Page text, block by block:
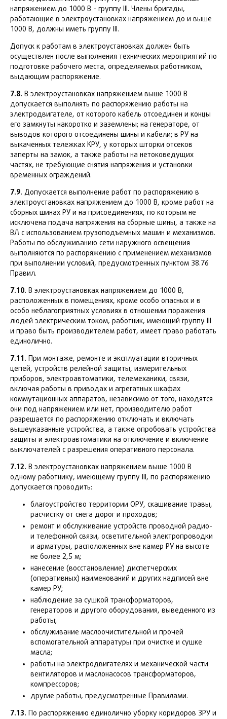
напряжением до 1000 В - группу III. Члены бригады,
работающие в электроустановках напряжением до и выше
1000 В, должны иметь группу III.
Допуск к работам в электроустановках должен быть
осуществлен после выполнения технических мероприятий по
подготовке рабочего места, определяемых работником,
выдающим распоряжение.
7.8. В электроустановках напряжением выше 1000 В
допускается выполнять по распоряжению работы на
электродвигателе, от которого кабель отсоединен и концы
его замкнуты накоротко и заземлены; на генераторе, от
выводов которого отсоединены шины и кабели; в РУ на
выкаченных тележках КРУ, у которых шторки отсеков
заперты на замок, а также работы на нетоковедущих
частях, не требующие снятия напряжения и установки
временных ограждений.
7.9. Допускается выполнение работ по распоряжению в
электроустановках напряжением до 1000 В, кроме работ на
сборных шинах РУ и на присоединениях, по которым не
исключена подача напряжения на сборные шины, а также на
ВЛ с использованием грузоподъемных машин и механизмов.
Работы по обслуживанию сети наружного освещения
выполняются по распоряжению с применением механизмов
при выполнении условий, предусмотренных пунктом 38.76
Правил.
7.10. В электроустановках напряжением до 1000 В,
расположенных в помещениях, кроме особо опасных и в
особо неблагоприятных условиях в отношении поражения
людей электрическим током, работник, имеющий группу III
и право быть производителем работ, имеет право работать
единолично.
7.11. При монтаже, ремонте и эксплуатации вторичных
цепей, устройств релейной защиты, измерительных
приборов, электроавтоматики, телемеханики, связи,
включая работы в приводах и агрегатных шкафах
коммутационных аппаратов, независимо от того, находятся
они под напряжением или нет, производителю работ
разрешается по распоряжению отключать и включать
вышеуказанные устройства, а также опробовать устройства
защиты и электроавтоматики на отключение и включение
выключателей с разрешения оперативного персонала.
7.12. В электроустановках напряжением выше 1000 В
одному работнику, имеющему группу III, по распоряжению
допускается проводить:
благоустройство территории ОРУ, скашивание травы,
расчистку от снега дорог и проходов;
ремонт и обслуживание устройств проводной радио-
и телефонной связи, осветительной электропроводки
и арматуры, расположенных вне камер РУ на высоте
не более 2,5 м;
нанесение (восстановление) диспетчерских
(оперативных) наименований и других надписей вне
камер РУ;
наблюдение за сушкой трансформаторов,
генераторов и другого оборудования, выведенного из
работы;
обслуживание маслоочистительной и прочей
вспомогательной аппаратуры при очистке и сушке
масла;
работы на электродвигателях и механической части
вентиляторов и маслонасосов трансформаторов,
компрессоров;
другие работы, предусмотренные Правилами.
7.13. По распоряжению единолично уборку коридоров ЗРУ и